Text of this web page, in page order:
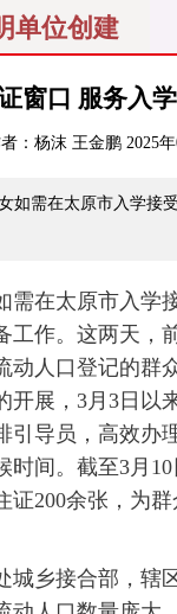
单位创建
焦 太原
注 文明
光 综合
读 最太原
晚报 热评
窗口 服务入
：杨沫 王金鹏 2025
如需在太原市入学接
在太原市入学接
工作。这两天，
动人口登记的群
开展，3月3日以
引导员，高效办
时间。截至3月
证200余张，为
乡接合部，辖区